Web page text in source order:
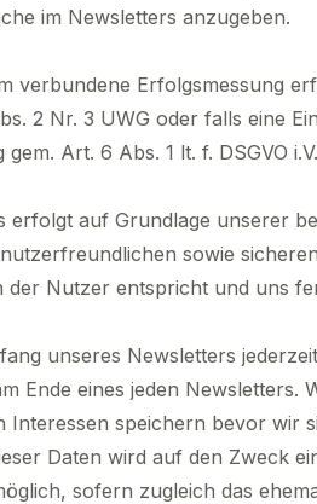
im Newsletters anzugeben.
verbundene Erfolgsmessung
2 Nr. 3 UWG oder falls eine
Art. 6 Abs. 1 lt. f. DSGVO
auf Grundlage unserer
sowie
Nutzer entspricht und uns
unseres Newsletters
Ende eines jeden
speichern bevor wir
Daten wird auf den Zweck
sofern zugleich das